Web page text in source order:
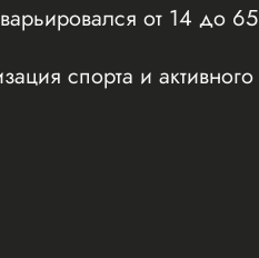
от 14 до
спорта и